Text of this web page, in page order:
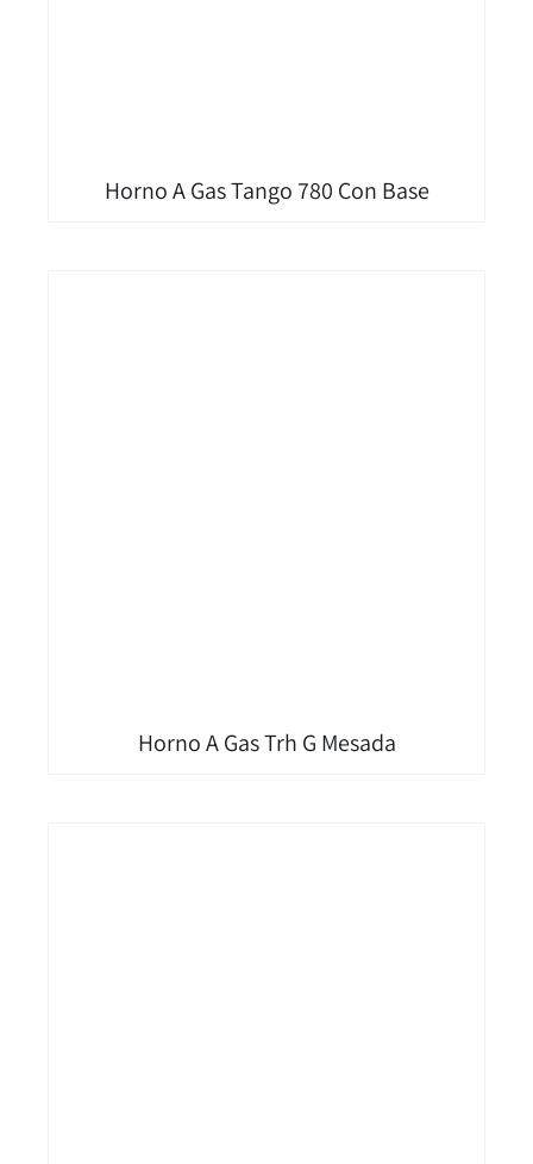
Horno A Gas Tango 780 Con Base
Horno A Gas Trh G Mesada